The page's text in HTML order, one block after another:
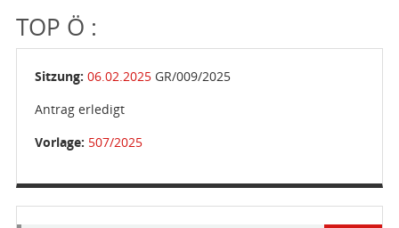
TOP Ö :
Sitzung: 06.02.2025GR/009/2025
Antrag erledigt
Vorlage: 507/2025